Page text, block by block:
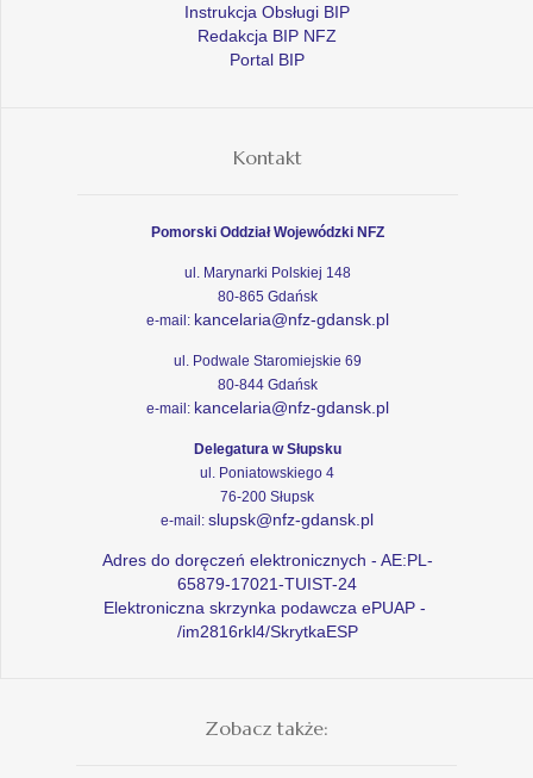
Instrukcja Obsługi BIP
Redakcja BIP NFZ
Portal BIP
Kontakt
Pomorski Oddział Wojewódzki NFZ
ul. Marynarki Polskiej 148
80-865 Gdańsk
e-mail: kancelaria@nfz-gdansk.pl
ul. Podwale Staromiejskie 69
80-844 Gdańsk
e-mail: kancelaria@nfz-gdansk.pl
Delegatura w Słupsku
ul. Poniatowskiego 4
76-200 Słupsk
e-mail: slupsk@nfz-gdansk.pl
Adres do doręczeń elektronicznych - AE:PL-
65879-17021-TUIST-24
Elektroniczna skrzynka podawcza ePUAP -
/im2816rkl4/SkrytkaESP
Zobacz także: